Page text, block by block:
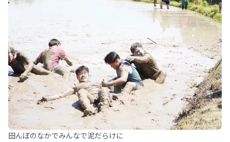
田んぼのなかでみんなで泥だらけに